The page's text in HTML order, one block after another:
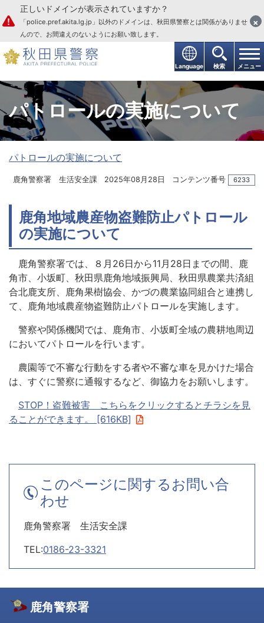
本文へ
Language 検索 メニュー
正しいドメインが表示されていますか？
「police.pref.akita.lg.jp」以外のドメインは、秋田県警察とは関係がありませ
んので、お間違えのないようにお願い致します。
×
パトロールの実施について
パトロールの実施について
鹿角警察署 生活安全課 2025年08月28日 コンテンツ番号 6233
鹿角地域農産物盗難防止パトロール
の実施について
鹿角警察署では、８月26日から11月28日までの間、鹿
角市、小坂町、秋田県鹿角地域振興局、秋田県農業共済組
合北鹿支所、鹿角果樹協会、かづの農業協同組合と連携し
て、鹿角地域農産物盗難防止パトロールを実施します。
警察や関係機関では、鹿角市、小坂町全域の農耕地周辺
においてパトロールを行います。
農園等で不審な行動をする者や不審な車を見かけた場合
は、すぐに警察に通報するなど、御協力をお願いします。
STOP！盗難被害 こちらをクリックするとチラシを見
ることができます。 [616KB]
このページに関するお問い合
わせ
鹿角警察署 生活安全課
TEL:0186-23-3321
鹿角警察署